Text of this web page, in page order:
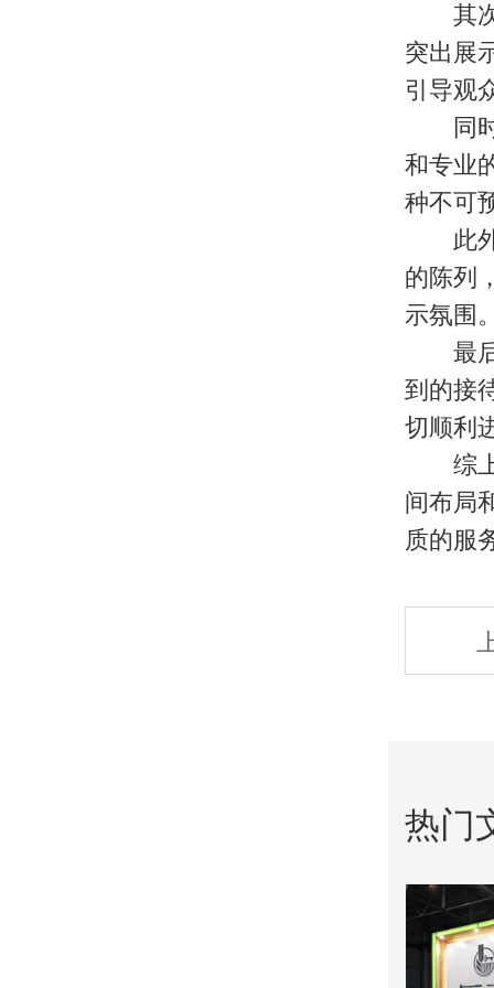
其次
突出展
引导观
同时
和专业
种不可
此外
的陈列
示氛围
最后
到的接
切顺利
综上
间布局
质的服
热门